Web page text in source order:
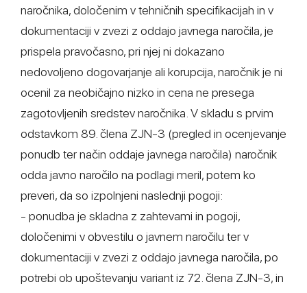
naročnika, določenim v tehničnih specifikacijah in v
dokumentaciji v zvezi z oddajo javnega naročila, je
prispela pravočasno, pri njej ni dokazano
nedovoljeno dogovarjanje ali korupcija, naročnik je ni
ocenil za neobičajno nizko in cena ne presega
zagotovljenih sredstev naročnika. V skladu s prvim
odstavkom 89. člena ZJN-3 (pregled in ocenjevanje
ponudb ter način oddaje javnega naročila) naročnik
odda javno naročilo na podlagi meril, potem ko
preveri, da so izpolnjeni naslednji pogoji:
- ponudba je skladna z zahtevami in pogoji,
določenimi v obvestilu o javnem naročilu ter v
dokumentaciji v zvezi z oddajo javnega naročila, po
potrebi ob upoštevanju variant iz 72. člena ZJN-3, in